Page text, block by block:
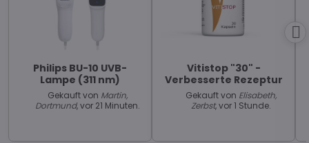
Philips BU-10 UVB-
Lampe (311 nm)
Gekauft von Martin,
Dortmund, vor 21 Minuten.
Vitistop "30" -
Verbesserte Rezeptur
Gekauft von Elisabeth,
Zerbst, vor 1 Stunde.